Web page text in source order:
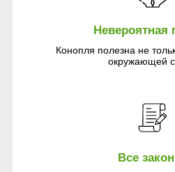
Невероятная
Конопля полезна не
окружающей
Все